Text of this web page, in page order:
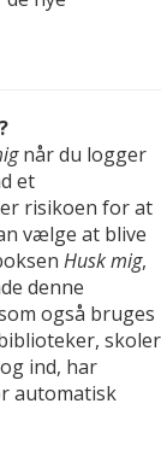
når du logger
et
risikoen for at
vælge at blive
Husk mig,
denne
også bruges
skoler
ind, har
automatisk